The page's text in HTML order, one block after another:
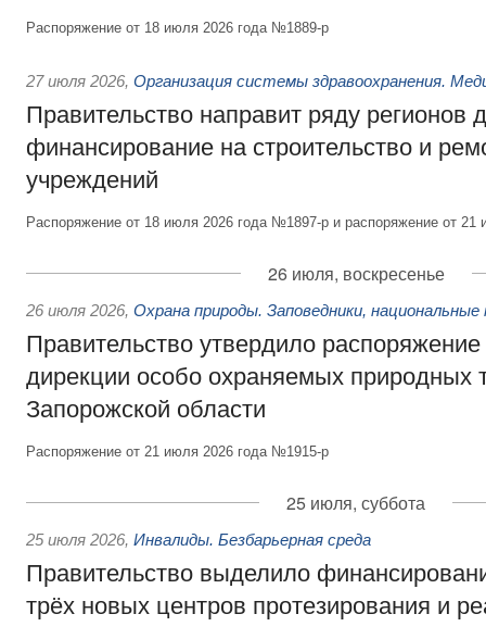
Распоряжение от 18 июля 2026 года №1889-р
27 июля 2026, Организация системы здравоохранения.
Правительство направит ряду регионов
финансирование на строительство и
учреждений
Распоряжение от 18 июля 2026 года №1897-р и распоряжение от
26 июля, воскресенье
26 июля 2026, Охрана природы. Заповедники, национальные
Правительство утвердило
дирекции особо охраняемых природных
Запорожской области
Распоряжение от 21 июля 2026 года №1915-р
25 июля, суббота
25 июля 2026, Инвалиды. Безбарьерная среда
Правительство выделило
трёх новых центров протезирования и